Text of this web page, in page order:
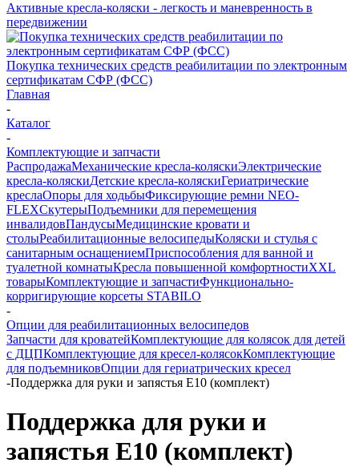
Активные кресла-коляски - легкость и маневренность в
передвижении
Покупка технических средств реабилитации по электронным
сертификатам СФР (ФСС)
Главная
-
Каталог
-
Комплектующие и запчасти
РаспродажаМеханические кресла-коляскиЭлектрические
кресла-коляскиДетские кресла-коляскиГериатрические
креслаОпоры для ходьбыФиксирующие ремни NEO-
FLEXСкутерыПодъемники для перемещения
инвалидовПандусыМедицинские кровати и
столыРеабилитационные велосипедыКоляски и стулья с
санитарным оснащениемПриспособления для ванной и
туалетной комнатыКресла повышенной комфортностиXXL
товарыКомплектующие и запчастиФункционально-
корригирующие корсеты STABILO
-
Опции для реабилитационных велосипедов
Запчасти для кроватейКомплектующие для колясок для детей
с ДЦПКомплектующие для кресел-колясокКомплектующие
для подъемниковОпции для гериатрических кресел
-Поддержка для руки и запястья Е10 (комплект)
Поддержка для руки и
запястья Е10 (комплект)